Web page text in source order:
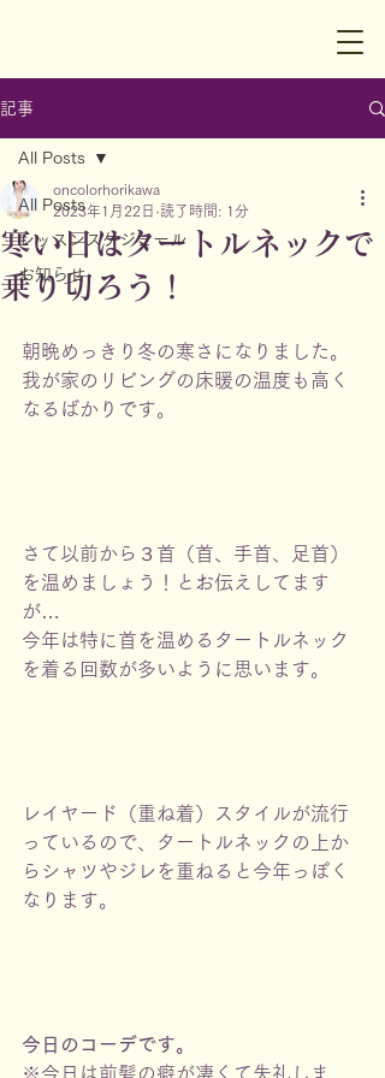
記事
All Posts
レッスンスケジュール
お知らせ
All Posts
寒い日はタートルネックで
乗り切ろう！
oncolorhorikawa
2023年1月22日 読了時間: 1分
朝晩めっきり冬の寒さになりました。
我が家のリビングの床暖の温度も高く
なるばかりです。
さて以前から３首（首、手首、足首）
を温めましょう！とお伝えしてます
が…
今年は特に首を温めるタートルネック
を着る回数が多いように思います。
レイヤード（重ね着）スタイルが流行
っているので、タートルネックの上か
らシャツやジレを重ねると今年っぽく
なります。
今日のコーデです。
※今日は前髪の癖が凄くて失礼しま